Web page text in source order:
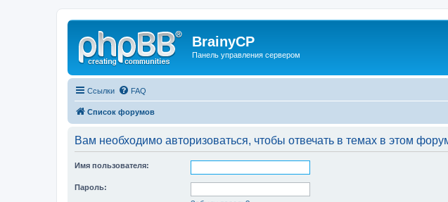
BrainyCP
Панель управления сервером
Ссылки FAQ
Список форумов
Вам необходимо авторизоваться, чтобы отвечать в темах в этом
Имя пользователя:
Пароль: